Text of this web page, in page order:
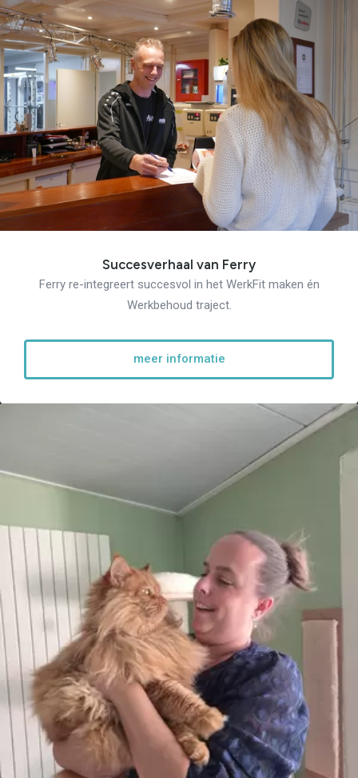
Succesverhaal van Ferry
Ferry re-integreert succesvol in het WerkFit maken én
Werkbehoud traject.
meer informatie